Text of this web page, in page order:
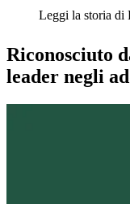
Leggi la storia di
Riconosciuto
leader negli